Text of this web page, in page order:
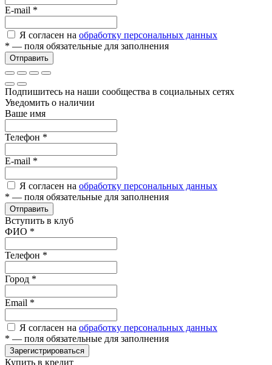
E-mail *
Я согласен на обработку персональных данных
* — поля обязательные для заполнения
Отправить
Подпишитесь на наши сообщества в социальных сетях
Уведомить о наличии
Ваше имя
Телефон *
E-mail *
Я согласен на обработку персональных данных
* — поля обязательные для заполнения
Отправить
Вступить в клуб
ФИО *
Телефон *
Город *
Email *
Я согласен на обработку персональных данных
* — поля обязательные для заполнения
Зарегистрироваться
Купить в кредит